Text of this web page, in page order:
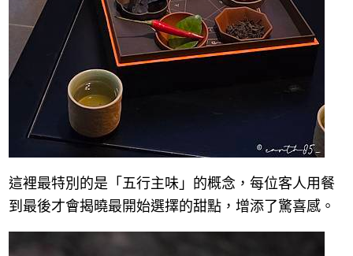
這裡最特別的是「五行主味」的概念，每位客人用餐
到最後才會揭曉最開始選擇的甜點，增添了驚喜感。